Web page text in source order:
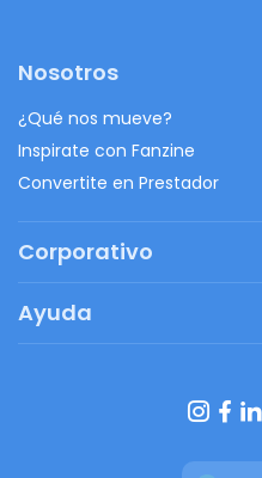
Nosotros
¿Qué nos mueve?
Inspirate con Fanzine
Convertite en Prestador
Corporativo
Regalos originales
Ayuda
Botón de arrepentimiento